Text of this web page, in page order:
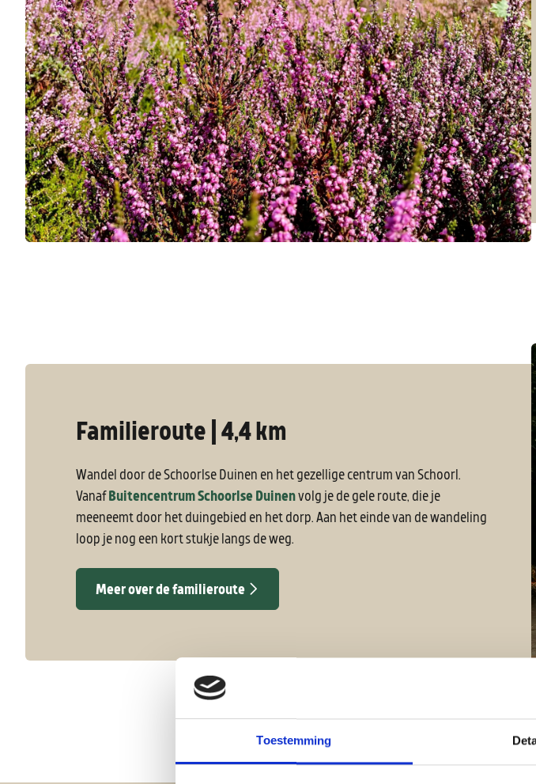
Toestemming
Familieroute | 4,4 km
Wandel door de Schoorlse Duinen en het gezellige centrum van Schoorl.
VanafBuitencentrum Schoorlse Duinenvolg je de gele route, die je
meeneemt door het duingebied en het dorp. Aan het einde van de wandeling
loop je nog een kort stukje langs de weg.
Meer over de familieroute